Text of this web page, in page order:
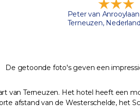
Peter van Anrooylaan
Terneuzen, Nederland
De getoonde foto's geven een
van Terneuzen. Het hotel heeft een
afstand van de Westerschelde, het